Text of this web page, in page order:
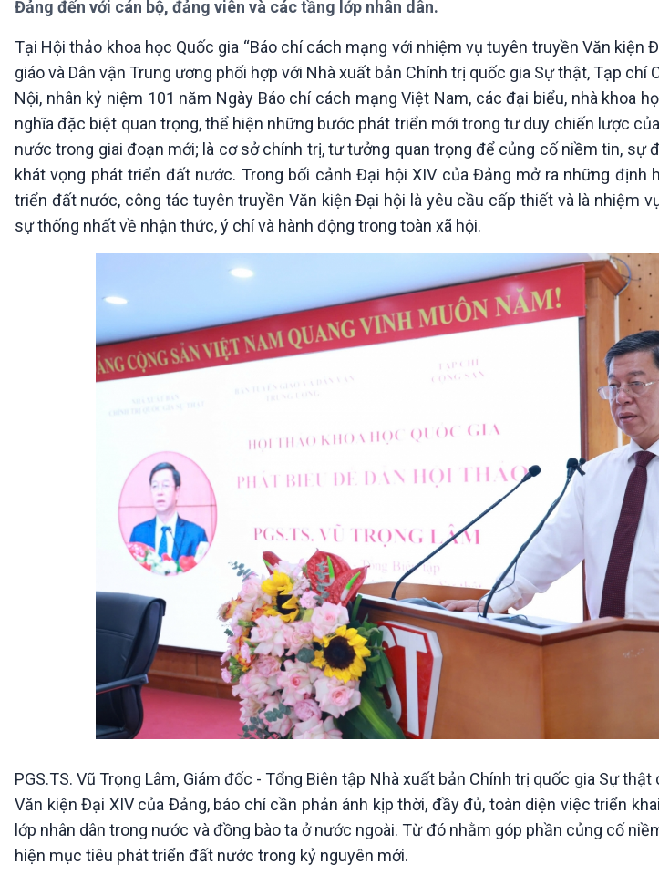
360 độ Sức khỏe
Tài nguyên và Môi trường
Chuyên gia của bạn
Xã hội chuyển động
Bước chân đến trường
Kết nối công nghệ
khí hậu
Chát với người nổi tiếng
E-
VOV1 đặc biệt
Thanh âm ký sự
Chân dung cuộc sống
Các chương trình đặc biệt
Đảng đến với cán bộ, đảng viên và các tầng lớp nhân dân.
Tại Hội thảo khoa học Quốc gia “Báo chí cách mạng với nhiệm vụ tuyên truyền Văn kiện
giáo và Dân vận Trung ương phối hợp với Nhà xuất bản Chính trị quốc gia Sự thật, Tạp
Nội, nhân kỷ niệm 101 năm Ngày Báo chí cách mạng Việt Nam, các đại biểu, nhà khoa
nghĩa đặc biệt quan trọng, thể hiện những bước phát triển mới trong tư duy chiến lược
nước trong giai đoạn mới; là cơ sở chính trị, tư tưởng quan trọng để củng cố niềm tin, sự
khát vọng phát triển đất nước. Trong bối cảnh Đại hội XIV của Đảng mở ra những
triển đất nước, công tác tuyên truyền Văn kiện Đại hội là yêu cầu cấp thiết và là nhiệm
sự thống nhất về nhận thức, ý chí và hành động trong toàn xã hội.
PGS.TS. Vũ Trọng Lâm, Giám đốc - Tổng Biên tập Nhà xuất bản Chính trị quốc gia Sự
Văn kiện Đại XIV của Đảng, báo chí cần phản ánh kịp thời, đầy đủ, toàn diện việc triển
lớp nhân dân trong nước và đồng bào ta ở nước ngoài. Từ đó nhằm góp phần củng cố
hiện mục tiêu phát triển đất nước trong kỷ nguyên mới.